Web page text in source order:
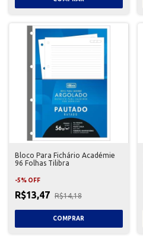
Bloco Para Fichário Académie
96 Folhas Tilibra
-5% OFF
R$13,47 R$14,18